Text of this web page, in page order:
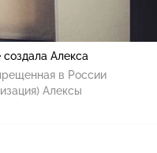
создала Алекса
в России
Алексы